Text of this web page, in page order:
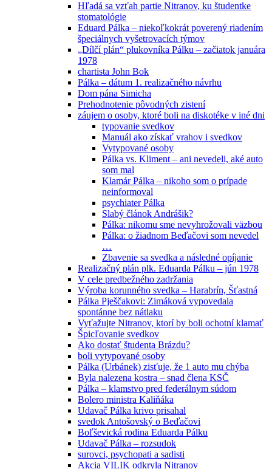
Hľadá sa vzťah partie Nitranov, ku študentke
stomatológie
Eduard Pálka – niekoľkokrát poverený riadením
špeciálnych vyšetrovacích týmov
„Dílčí plán“ plukovníka Pálku – začiatok januára
1978
chartista John Bok
Pálka – dátum 1. realizačného návrhu
Dom pána Simicha
Prehodnotenie pôvodných zistení
záujem o osoby, ktoré boli na diskotéke v iné dni
typovanie svedkov
Manuál ako získať vrahov i svedkov
Vytypované osoby
Pálka vs. Kliment – ani nevedeli, aké auto
som mal
Klamár Pálka – nikoho som o prípade
neinformoval
psychiater Pálka
Slabý článok Andrášik?
Pálka: nikomu sme nevyhrožovali väzbou
Pálka: o žiadnom Beďačovi som nevedel
…
Zbavenie sa svedka a následné opíjanie
Realizačný plán plk. Eduarda Pálku – jún 1978
V cele predbežného zadržania
Výroba korunného svedka – Harabrín, Šťastná
Pálka Pješčakovi: Zimáková vypovedala
spontánne bez nátlaku
Vyťažujte Nitranov, ktorí by boli ochotní klamať
Špicľovanie svedkov
Ako dostať študenta Brázdu?
boli vytypované osoby
Pálka (Urbánek) zisťuje, že 1 auto mu chýba
Byla nalezena kostra – snad člena KSČ
Pálka – klamstvo pred federálnym súdom
Bolero ministra Kaliňáka
Udavač Pálka krivo prisahal
svedok Antošovský o Beďačovi
Boľševická rodina Eduarda Pálku
Udavač Pálka – rozsudok
surovci, psychopati a sadisti
Akcia VILIK odkryla Nitranov